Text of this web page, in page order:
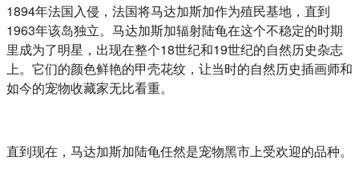
1894年法国入侵，法国将马达加斯加作为殖民基地，直到
1963年该岛独立。马达加斯加辐射陆龟在这个不稳定的时期
里成为了明星，出现在整个18世纪和19世纪的自然历史杂志
上。它们的颜色鲜艳的甲壳花纹，让当时的自然历史插画师和
如今的宠物收藏家无比看重。
直到现在，马达加斯加陆龟任然是宠物黑市上受欢迎的品种。